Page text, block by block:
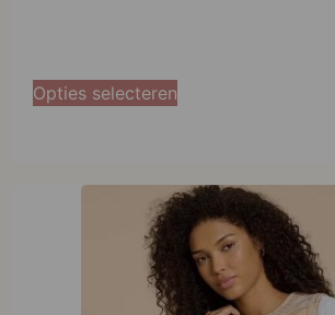
Opties selecteren